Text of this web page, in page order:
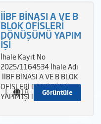
İİBF BİNASI A VE B
BLOK OFİSLERİ
DÖNÜŞÜMÜ YAPIM
İŞİ
İhale Kayıt No
2025/1164534 İhale Adı
İİBF BİNASI A VE B BLOK
OFİSLERİ DÖNÜŞÜMÜ
YAPIM İŞİ İhale Türü
Görüntüle
| 18